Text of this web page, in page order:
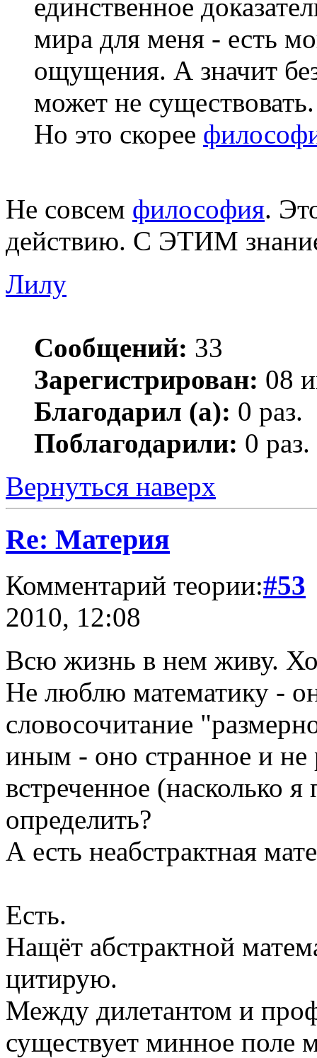
единственное
мира для меня - есть
ощущения. А значит
может не существовать.
Но это скорее
Не совсем философия.
действию. С ЭТИМ
Лилу
Сообщений: 33
Зарегистрирован: 08
Благодарил (а): 0 раз.
Поблагодарили: 0 раз.
Вернуться наверх
Re: Материя
Комментарий теории:#53
2010, 12:08
Всю жизнь в нем живу.
Не люблю математику -
словосочитание
иным - оно странное и не
встреченное (насколько
определить?
А есть неабстрактная
Есть.
Нащёт абстрактной
цитирую.
Между дилетантом и
существует минное поле